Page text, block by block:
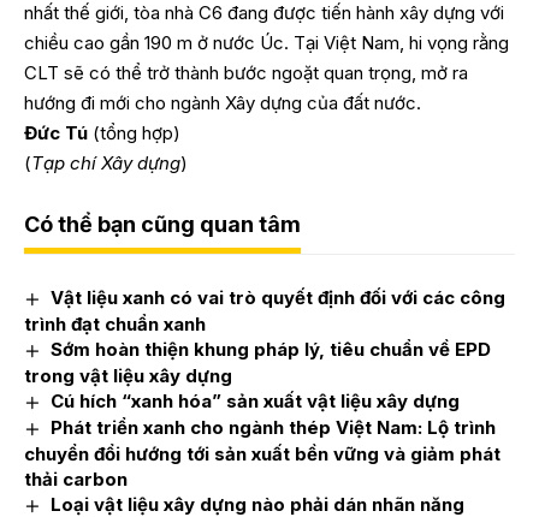
nhất thế giới, tòa nhà C6 đang được tiến hành xây dựng với
chiều cao gần 190 m ở nước Úc. Tại Việt Nam, hi vọng rằng
CLT sẽ có thể trở thành bước ngoặt quan trọng, mở ra
hướng đi mới cho ngành Xây dựng của đất nước.
Đức Tú (tổng hợp)
(Tạp chí Xây dựng)
Có thể bạn cũng quan tâm
Vật liệu xanh có vai trò quyết định đối với các công
trình đạt chuẩn xanh
Sớm hoàn thiện khung pháp lý, tiêu chuẩn về EPD
trong vật liệu xây dựng
Cú hích “xanh hóa” sản xuất vật liệu xây dựng
Phát triển xanh cho ngành thép Việt Nam: Lộ trình
chuyển đổi hướng tới sản xuất bền vững và giảm phát
thải carbon
Loại vật liệu xây dựng nào phải dán nhãn năng